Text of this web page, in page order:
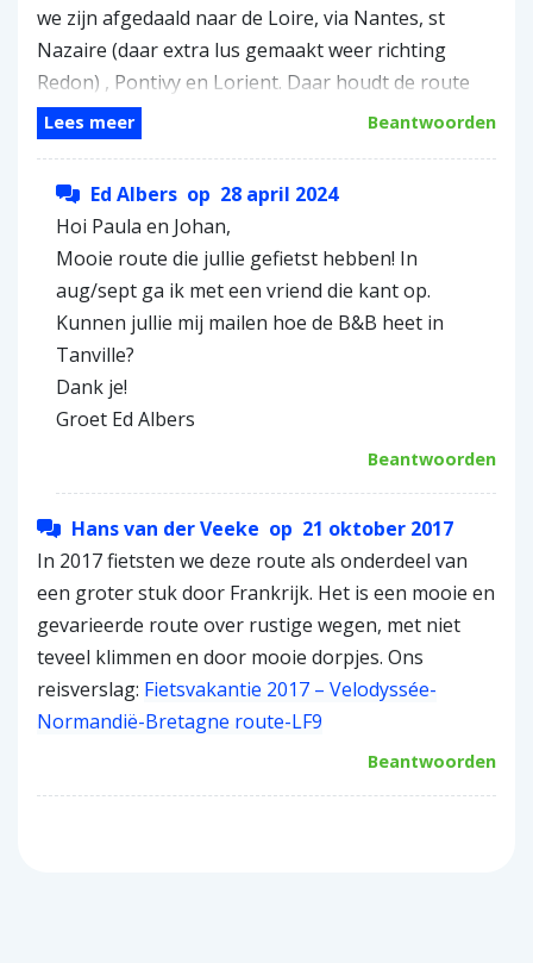
we zijn afgedaald naar de Loire, via Nantes, st
Nazaire (daar extra lus gemaakt weer richting
Redon) , Pontivy en Lorient. Daar houdt de route
op maar daar hebben we ook een extra lus
gemaakt naar Concarneau en verder noordwaarts
naar Carhaix (+ uitstapje naar Huelgoat) en Hillion
(nabij St Brieuc), daar de kustroute opgepikt naar
Mont st MIchel en verder de voie verte richting
Parijs om weer in Tanville uit te komen.
Het boekje was duidelijk en behulpzaam, voor de
overige routes hebben we ons gehouden aan
routes en voie vertes en vooraf uitgezocht waar je
kan kamperen en boodschappen doen.
We hebben bijna 4 weken gefietst met een paar
Geweldig mooi stuk van Frankrijk, erg afwisselend,
kusten, kanalen en dorpjes.
We hebben vnl gekampeerd, 2x een chambre
geboekt vanwege te verwachten regen.
Start en finish in Tanville bij een B&B waar auto
mocht blijven staan. Erg handige formule.
Paula en Johan uit Alkmaar
Lees meer Beantwoorden
Ed Albers op 28 april 2024
Hoi Paula en Johan,
Mooie route die jullie gefietst hebben! In
aug/sept ga ik met een vriend die kant op.
Kunnen jullie mij mailen hoe de B&B heet in
Tanville?
Dank je!
Groet Ed Albers
Beantwoorden
Hans van der Veeke op 21 oktober 2017
In 2017 fietsten we deze route als onderdeel van
een groter stuk door Frankrijk. Het is een mooie en
gevarieerde route over rustige wegen, met niet
teveel klimmen en door mooie dorpjes. Ons
reisverslag: Fietsvakantie 2017 – Velodyssée-
Normandië-Bretagne route-LF9
Beantwoorden